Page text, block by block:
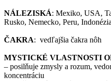
NÁLEZISKÁ: Mexiko, USA,
Rusko, Nemecko, Peru, Indonézia
ČAKRA: vedľajšia čakra nôh
MYSTICKÉ VLASTNOSTI
– posilňuje zmysly a rozum,
koncentráciu